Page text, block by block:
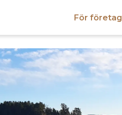
För företag